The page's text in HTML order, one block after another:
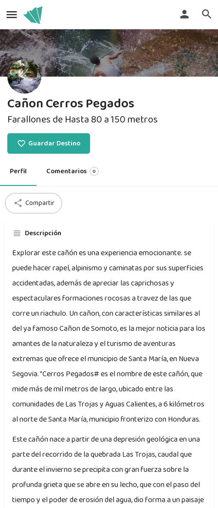
Cañon Cerros Pegados
Farallones de Hasta 80 a 150 metros
Guardar Destino
Perfil Comentarios 0
Compartir
Descripción
Explorar este cañón es una experiencia emocionante. se
puede hacer rapel, alpinismo y caminatas por sus superficies
accidentadas, además de apreciar las caprichosas y
espectaculares formaciones rocosas a travez de las que
corre un riachulo. Un cañon, con características similares al
del ya famoso Cañon de Somoto, es la mejor noticia para los
amantes de la naturaleza y el turismo de aventuras
extremas que ofrece el municipio de Santa María, en Nueva
Segovia. "Cerros Pegados# es el nombre de este cañón, que
mide más de mil metros de largo, ubicado entre las
comunidades de Las Trojas y Aguas Calientes, a 6 kilómetros
al norte de Santa María, municipio fronterizo con Honduras.
Este cañón nace a partir de una depresión geológica en una
parte del recorrido de la quebrada Las Trojas, caudal que
durante el invierno se precipita con gran fuerza sobre la
profunda grieta que se abre en su lecho, que con el paso del
tiempo y el poder de erosión del agua, dio forma a un paisaje